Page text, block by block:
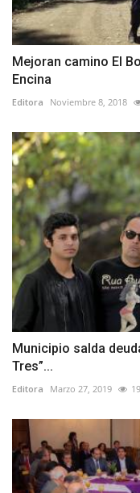
Mejoran camino El
Encina
Editora Noviembre 8, 2018
Municipio salda
Tres”...
Editora Marzo 27, 2019